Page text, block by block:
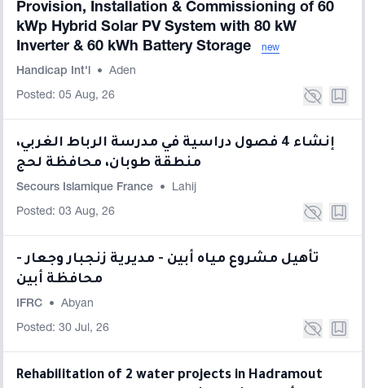
Provision, Installation & Commissioning of 60
kWp Hybrid Solar PV System with 80 kW
Inverter & 60 kWh Battery Storage
new
Handicap Int'l • Aden
Posted: 05 Aug, 26
إنشاء 4 فصول دراسية في مدرسة الرباط الغربي،
منطقة طوبان، محافظة لحج
Secours Islamique France • Lahij
Posted: 03 Aug, 26
تأهيل مشروع مياه أبين - مديرية زنجبار وجعار -
محافظة أبين
IFRC • Abyan
Posted: 30 Jul, 26
Rehabilitation of 2 water projects in Hadramout